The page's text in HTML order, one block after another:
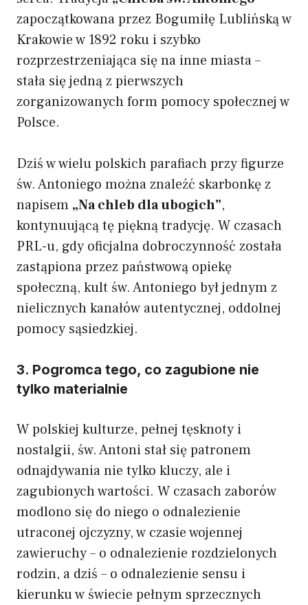
zapoczątkowana przez Bogumiłę Lublińską w
Krakowie w 1892 roku i szybko
rozprzestrzeniająca się na inne miasta –
stała się jedną z pierwszych
zorganizowanych form pomocy społecznej w
Polsce.
Dziś w wielu polskich parafiach przy figurze
św. Antoniego można znaleźć skarbonkę z
napisem „Na chleb dla ubogich”,
kontynuującą tę piękną tradycję. W czasach
PRL-u, gdy oficjalna dobroczynność została
zastąpiona przez państwową opiekę
społeczną, kult św. Antoniego był jednym z
nielicznych kanałów autentycznej, oddolnej
pomocy sąsiedzkiej.
3. Pogromca tego, co zagubione nie
tylko materialnie
W polskiej kulturze, pełnej tęsknoty i
nostalgii, św. Antoni stał się patronem
odnajdywania nie tylko kluczy, ale i
zagubionych wartości. W czasach zaborów
modlono się do niego o odnalezienie
utraconej ojczyzny, w czasie wojennej
zawieruchy – o odnalezienie rozdzielonych
rodzin, a dziś – o odnalezienie sensu i
kierunku w świecie pełnym sprzecznych